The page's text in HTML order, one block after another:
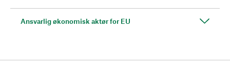
Ansvarlig økonomisk aktør for EU